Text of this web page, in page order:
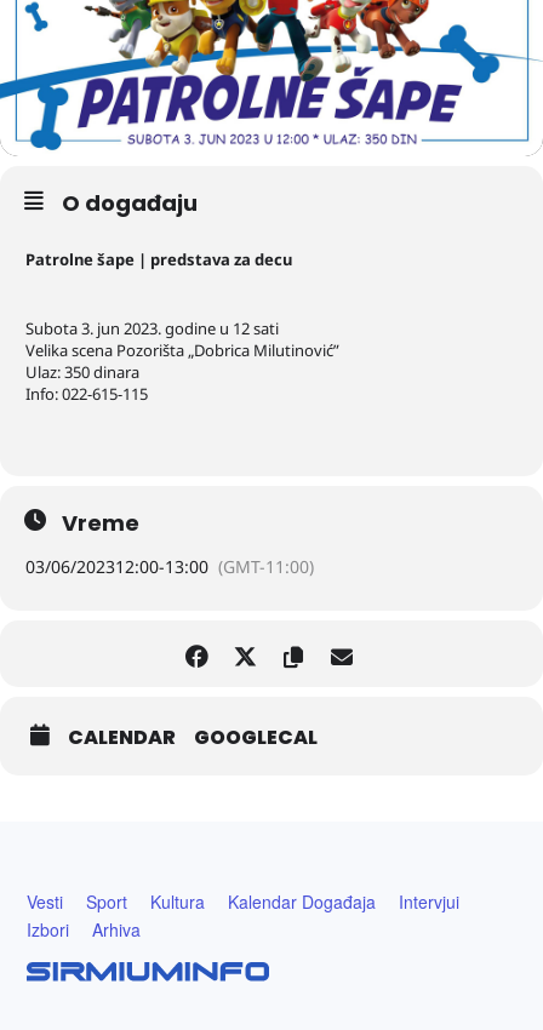
O događaju
Patrolne šape | predstava za decu
Subota 3. jun 2023. godine u 12 sati
Velika scena Pozorišta „Dobrica Milutinović”
Ulaz: 350 dinara
Info: 022-615-115
Vreme
03/06/202312:00-13:00 (GMT-11:00)
CALENDAR GOOGLECAL
Vesti Sport Kultura Kalendar Događaja
Intervjui
Izbori
Arhiva